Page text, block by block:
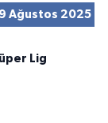
Ağustos 2025
Lig